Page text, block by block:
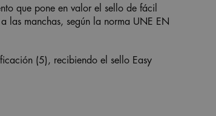
que pone en valor el sello de fácil
las manchas, según la norma UNE EN
(5), recibiendo el sello Easy